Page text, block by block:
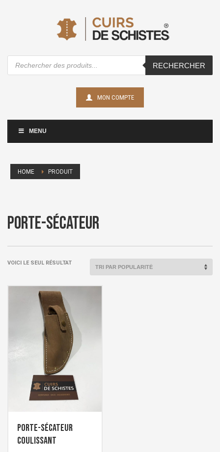
Recherche
de
produits
RECHERCHER
MON COMPTE
MENU
HOME PRODUIT
porte-sécateur
VOICI LE SEUL RÉSULTAT
Porte-sécateur
coulissant